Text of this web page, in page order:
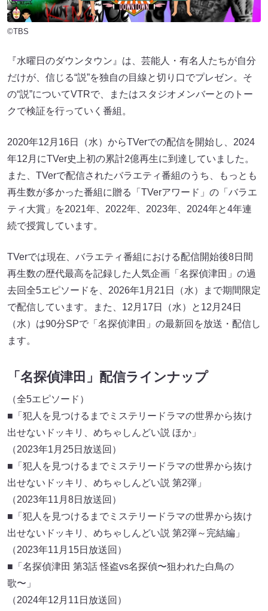
©TBS
『水曜日のダウンタウン』は、芸能人・有名人たちが自分
だけが、信じる“説”を独自の目線と切り口でプレゼン。そ
の“説”についてVTRで、またはスタジオメンバーとのトー
クで検証を行っていく番組。
2020年12月16日（水）からTVerでの配信を開始し、2024
年12月にTVer史上初の累計2億再生に到達していました。
また、TVerで配信されたバラエティ番組のうち、もっとも
再生数が多かった番組に贈る「TVerアワード」の「バラエ
ティ大賞」を2021年、2022年、2023年、2024年と4年連
続で授賞しています。
TVerでは現在、バラエティ番組における配信開始後8日間
再生数の歴代最高を記録した人気企画「名探偵津田」の過
去回全5エピソードを、2026年1月21日（水）まで期間限定
で配信しています。また、12月17日（水）と12月24日
（水）は90分SPで「名探偵津田」の最新回を放送・配信し
ます。
「名探偵津田」配信ラインナップ
（全5エピソード）
■「犯人を見つけるまでミステリードラマの世界から抜け
出せないドッキリ、めちゃしんどい説 ほか」
（2023年1月25日放送回）
■「犯人を見つけるまでミステリードラマの世界から抜け
出せないドッキリ、めちゃしんどい説 第2弾」
（2023年11月8日放送回）
■「犯人を見つけるまでミステリードラマの世界から抜け
出せないドッキリ、めちゃしんどい説 第2弾～完結編」
（2023年11月15日放送回）
■「名探偵津田 第3話 怪盗vs名探偵〜狙われた白鳥の
歌〜」
（2024年12月11日放送回）